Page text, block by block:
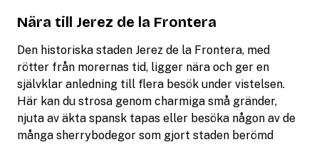
Nära till Jerez de la Frontera
Den historiska staden Jerez de la Frontera, med
rötter från morernas tid, ligger nära och ger en
självklar anledning till flera besök under vistelsen.
Här kan du strosa genom charmiga små gränder,
njuta av äkta spansk tapas eller besöka någon av de
många sherrybodegor som gjort staden berömd